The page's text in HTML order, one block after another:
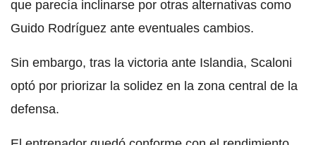
que parecía inclinarse por otras alternativas como
Guido Rodríguez ante eventuales cambios.
Sin embargo, tras la victoria ante Islandia, Scaloni
optó por priorizar la solidez en la zona central de la
defensa.